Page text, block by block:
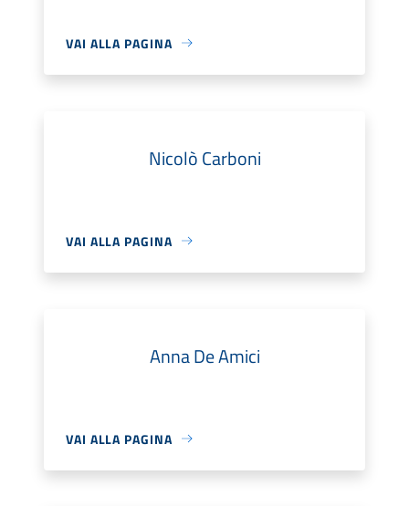
VAI ALLA PAGINA
Nicolò Carboni
VAI ALLA PAGINA
Anna De Amici
VAI ALLA PAGINA